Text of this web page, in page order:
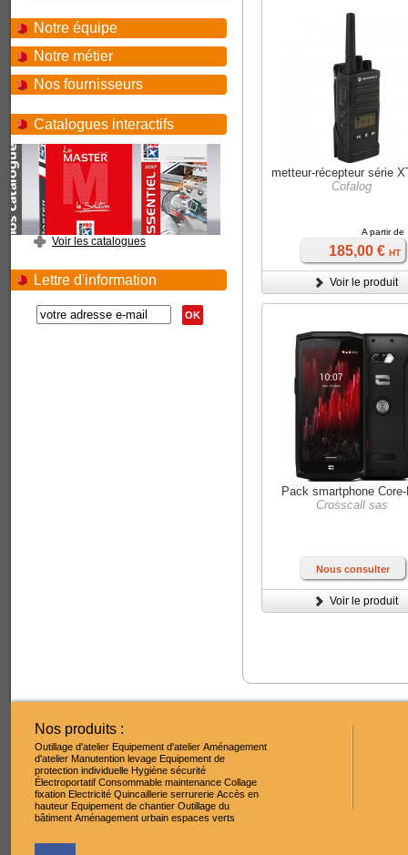
Notre équipe
Notre métier
Nos fournisseurs
Catalogues interactifs
Voir les catalogues
Lettre d'information
OK
metteur-récepteur série
Cofalog
A partir de
185,00 € HT
Voir le produit
Pack smartphone
Crosscall sas
Nous consulter
Voir le produit
Nos produits :
Outillage d'atelier Equipement d'atelier Aménagement
d'atelier Manutention levage Equipement de
protection individuelle Hygiène sécurité
Électroportatif Consommable maintenance Collage
fixation Electricité Quincaillerie serrurerie Accès en
hauteur Equipement de chantier Outillage du
bâtiment Aménagement urbain espaces verts